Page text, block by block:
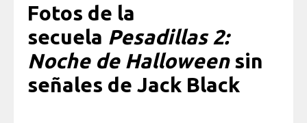
Fotos de la
secuela Pesadillas 2:
Noche de Halloweensin
señales de Jack Black